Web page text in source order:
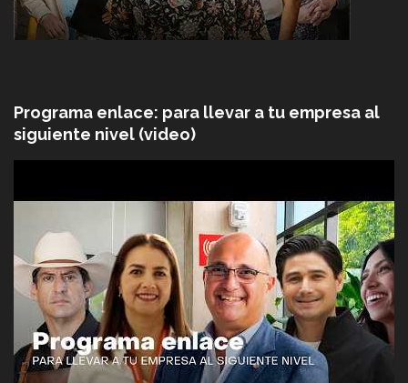
Programa enlace: para llevar a tu empresa al
siguiente nivel (video)